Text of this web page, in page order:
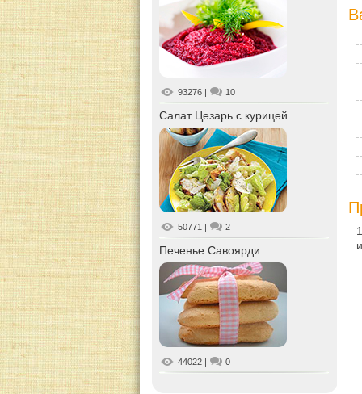
93276 | 10
Салат Цезарь с курицей
50771 | 2
Печенье Савоярди
44022 | 0